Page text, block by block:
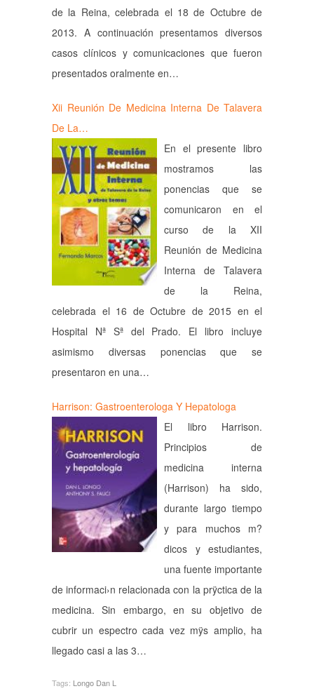
de la Reina, celebrada el 18 de Octubre de
2013. A continuación presentamos diversos
casos clínicos y comunicaciones que fueron
presentados oralmente en…
Xii Reunión De Medicina Interna De Talavera
De La…
En el presente libro
mostramos las
ponencias que se
comunicaron en el
curso de la XII
Reunión de Medicina
Interna de Talavera
de la Reina,
celebrada el 16 de Octubre de 2015 en el
Hospital Nª Sª del Prado. El libro incluye
asimismo diversas ponencias que se
presentaron en una…
Harrison: Gastroenterolog­a Y Hepatolog­a
El libro Harrison.
Principios de
medicina interna
(Harrison) ha sido,
durante largo tiempo
y para muchos m?
dicos y estudiantes,
una fuente importante
de informaci›n relacionada con la prÿctica de la
medicina. Sin embargo, en su objetivo de
cubrir un espectro cada vez mÿs amplio, ha
llegado casi a las 3…
Tags: Longo Dan L